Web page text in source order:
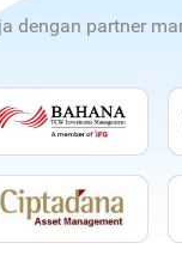
dengan partner